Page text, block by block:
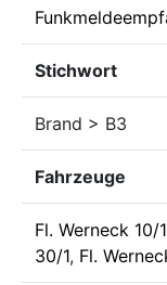
Stichwort
Brand > B3
Fahrzeuge
Fl. Werneck 10/1
30/1, Fl.